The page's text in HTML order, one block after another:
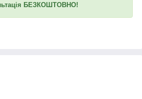
БЕЗКОШТОВНО!